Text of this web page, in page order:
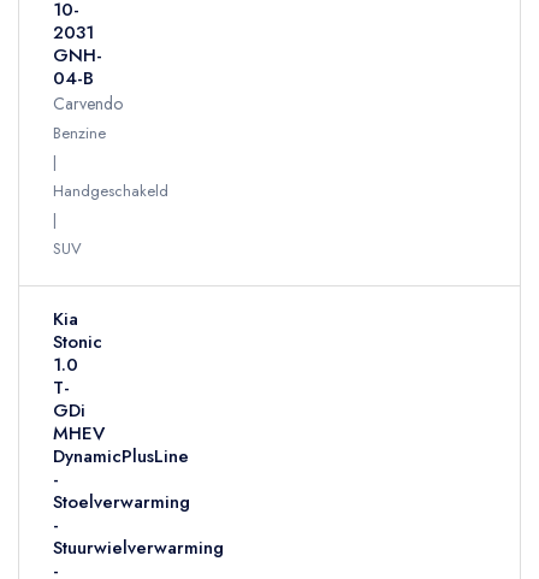
10-
2031
GNH-
04-B
Carvendo
Benzine
Handgeschakeld
SUV
Kia
Stonic
1.0
T-
GDi
MHEV
DynamicPlusLine
-
Stoelverwarming
-
Stuurwielverwarming
-